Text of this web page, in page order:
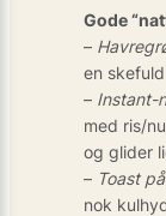
Gode
–
en
– Instant-
med ris/
og glider
– Toast
nok